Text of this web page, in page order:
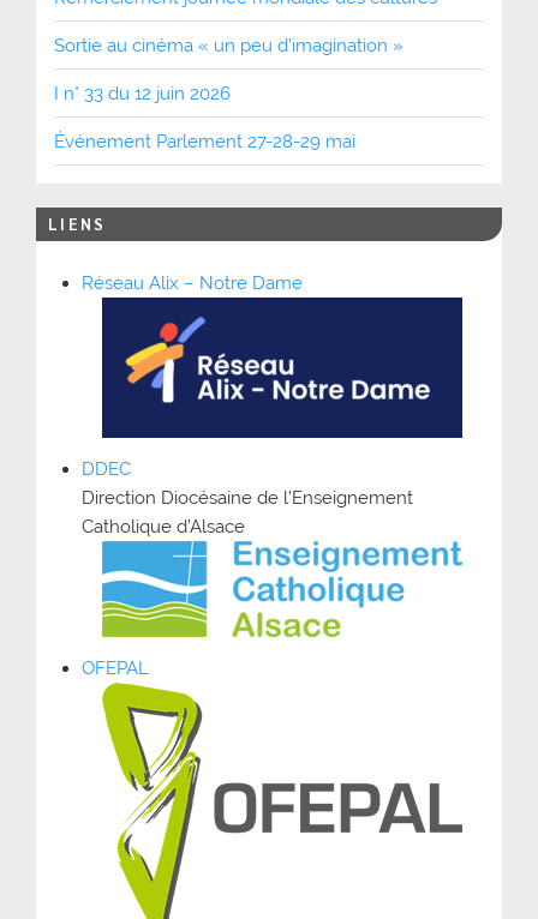
Sortie au cinéma « un peu d’imagination »
I n° 33 du 12 juin 2026
Événement Parlement 27-28-29 mai
LIENS
Réseau Alix – Notre Dame
DDEC
Direction Diocésaine de l’Enseignement
Catholique d’Alsace
OFEPAL